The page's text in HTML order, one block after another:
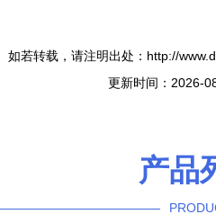
如若转载，请注明出处：http://
更新时间：2026-
产品